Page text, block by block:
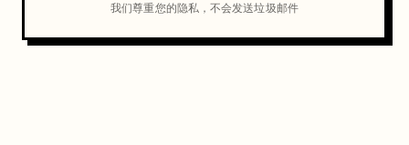
我们尊重您的隐私，不会发送垃圾邮件